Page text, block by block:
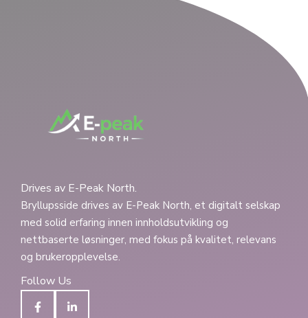
Drives av E-Peak North.
Bryllupsside drives av E-Peak North, et digitalt selskap
med solid erfaring innen innholdsutvikling og
nettbaserte løsninger, med fokus på kvalitet, relevans
og brukeropplevelse.
Follow Us